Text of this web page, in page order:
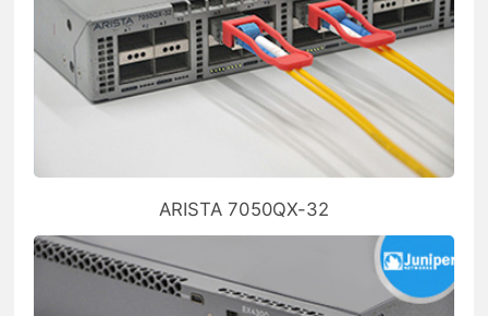
ARISTA 7050QX-32